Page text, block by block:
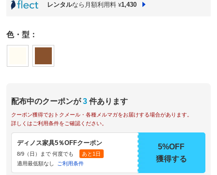
レンタルなら月額利用料 ¥1,430
色・型：
配布中のクーポンが 3 件あります
クーポン獲得でおトクメール・各種メルマガをお届けする場合があります。
詳しくはご利用条件をご確認ください。
ディノス家具5％OFFクーポン
8/9（日）まで 何度でも
あと1日
適用最低額なし
ご利用条件
5%OFF
獲得する